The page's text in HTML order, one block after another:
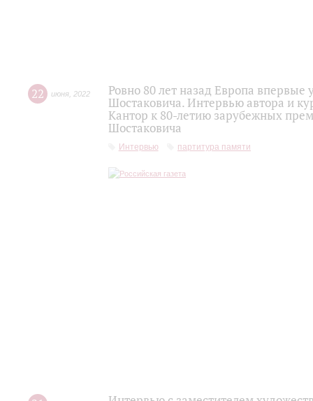
22 июня 2022
Ровно 80 лет назад Европа
Шостаковича. Интервью автора и
Кантор к 80-летию зарубежных
Шостаковича
Интервью партитура памяти